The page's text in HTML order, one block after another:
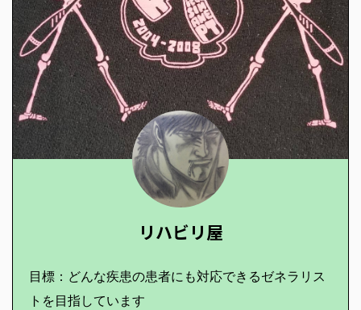
リハビリ屋
目標：どんな疾患の患者にも対応できるゼネラリス
トを目指しています